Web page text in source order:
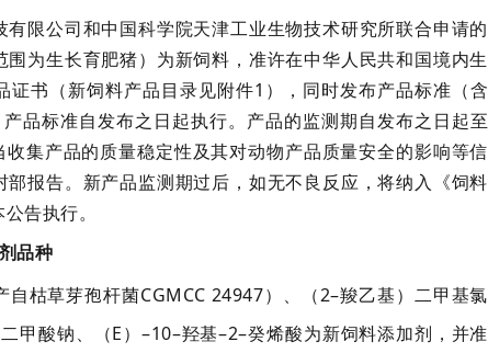
有限公司和中国科学院天津工业生物技术研究所联合申请的
为生长育肥猪）为新饲料 ， 准许在中华人民共和国境内生
证书 （新饲料产品目录见附件1 ）， 同时发布产品标准 （含
产品标准自发布之日起执行。 产品的监测期自发布之日起至
收集产品的质量稳定性及其对动物产品质量安全的影响等信
报告。 新产品监测期过后，如无不良反应 ，将纳入《饲料
告执行。
品种
自枯草芽孢杆菌CGMCC 24947）、 （2–羧乙基）二甲基氯
甲酸钠、 （E）–10–羟基–2–癸烯酸为新饲料添加剂 ， 并准